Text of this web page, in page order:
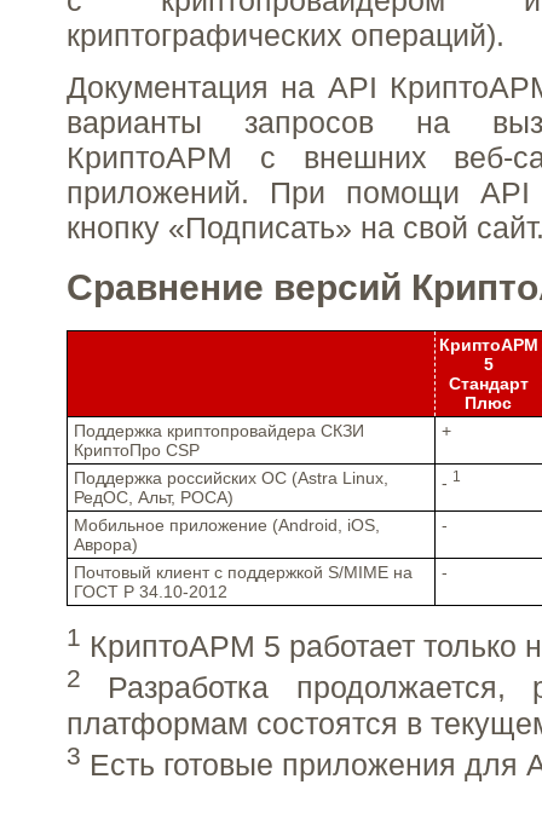
криптографических операций).
Документация на API
варианты запросов на
КриптоАРМ с внешних веб-
приложений. При помощи API
кнопку «Подписать» на свой
Сравнение версий
КриптоАРМ
5
Стандарт
Плюс
Поддержка криптопровайдера СКЗИ
КриптоПро CSP
+
Поддержка российских ОС (Astra Linux,
РедОС, Альт, РОСА)
- 1
Мобильное приложение (Android, iOS,
Аврора)
-
Почтовый клиент с поддержкой S/MIME на
ГОСТ Р 34.10-2012
-
1 КриптоАРМ 5 работает только
2
Разработка
платформам состоятся в
3 Есть готовые приложения для